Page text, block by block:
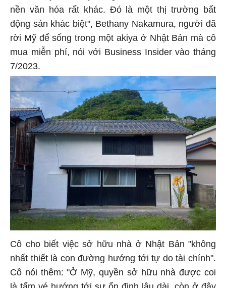
nền văn hóa rất khác. Đó là một thị trường bất
động sản khác biệt", Bethany Nakamura, người đã
rời Mỹ để sống trong một akiya ở Nhật Bản mà cô
mua miễn phí, nói với Business Insider vào tháng
7/2023.
Cô cho biết việc sở hữu nhà ở Nhật Bản "không
nhất thiết là con đường hướng tới tự do tài chính".
Cô nói thêm: "Ở Mỹ, quyền sở hữu nhà được coi